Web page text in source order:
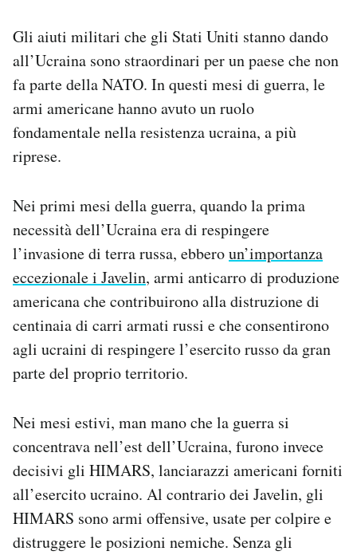
Gli aiuti militari che gli Stati Uniti stanno dando
all’Ucraina sono straordinari per un paese che non
fa parte della NATO. In questi mesi di guerra, le
armi americane hanno avuto un ruolo
fondamentale nella resistenza ucraina, a più
riprese.
Nei primi mesi della guerra, quando la prima
necessità dell’Ucraina era di respingere
l’invasione di terra russa, ebberoun’importanza
eccezionale i Javelin, armi anticarro di produzione
americana che contribuirono alla distruzione di
centinaia di carri armati russi e che consentirono
agli ucraini di respingere l’esercito russo da gran
parte del proprio territorio.
Nei mesi estivi, man mano che la guerra si
concentrava nell’est dell’Ucraina, furono invece
decisivi gli HIMARS, lanciarazzi americani forniti
all’esercito ucraino. Al contrario dei Javelin, gli
HIMARS sono armi offensive, usate per colpire e
distruggere le posizioni nemiche. Senza gli